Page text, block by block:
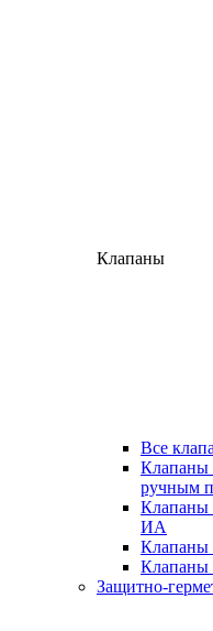
Клапаны
Все
Клапаны
ручным
Клапаны
ИА
Клапаны
Клапаны
Защитно-